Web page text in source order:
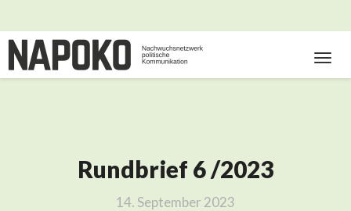
Rundbrief
6
/2023
Rundbrief 6 /2023
14. September 2023